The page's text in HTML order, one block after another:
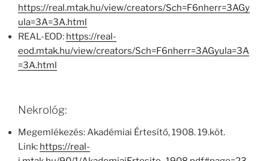
https://real.mtak.hu/view/creators/Sch=F6nherr=3AGy
ula=3A=3A.html
REAL-EOD: https://real-
eod.mtak.hu/view/creators/Sch=F6nherr=3AGyula=3A
=3A.html
Nekrológ:
Megemlékezés: Akadémiai Értesítő, 1908. 19.köt.
Link: https://real-